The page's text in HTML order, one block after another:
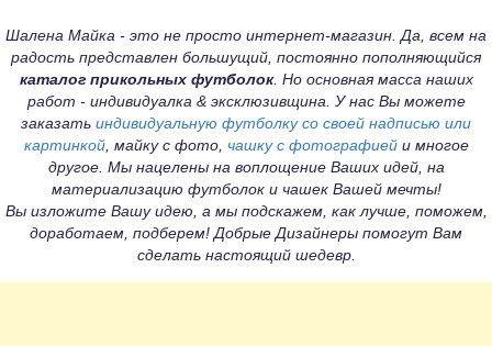
Шалена Майка - это не просто интернет-магазин. Да, всем на
радость представлен большущий, постоянно пополняющийся
каталог прикольных футболок. Но основная масса наших
работ - индивидуалка & эксклюзивщина. У нас Вы можете
заказать индивидуальную футболку со своей надписью или
картинкой, майку с фото, чашку с фотографиейи многое
другое. Мы нацелены на воплощение Ваших идей, на
материализацию футболок и чашек Вашей мечты!
Вы изложите Вашу идею, а мы подскажем, как лучше, поможем,
доработаем, подберем! Добрые Дизайнеры помогут Вам
сделать настоящий шедевр.